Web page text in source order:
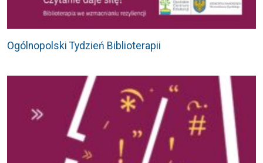
Ogólnopolski Tydzień Biblioterapii